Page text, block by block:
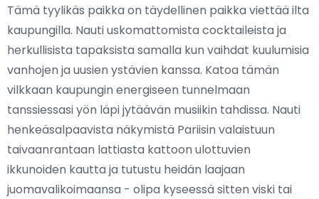
Tämä tyylikäs paikka on täydellinen paikka viettää ilta
kaupungilla. Nauti uskomattomista cocktaileista ja
herkullisista tapaksista samalla kun vaihdat kuulumisia
vanhojen ja uusien ystävien kanssa. Katoa tämän
vilkkaan kaupungin energiseen tunnelmaan
tanssiessasi yön läpi jytäävän musiikin tahdissa. Nauti
henkeäsalpaavista näkymistä Pariisin valaistuun
taivaanrantaan lattiasta kattoon ulottuvien
ikkunoiden kautta ja tutustu heidän laajaan
juomavalikoimaansa - olipa kyseessä sitten viski tai